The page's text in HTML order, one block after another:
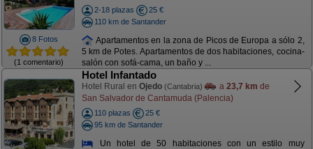
8 Fotos
(1 comentario)
2-18 plazas
25 €
110 km de Santander
Apartamentos en la zona de Picos de Europa a sólo 2,
5 km de Potes. Apartamentos de dos habitaciones, cocina-
salón con sofá-cama, un baño y ...
Hotel Infantado
Hotel Rural en Ojedo (Cantabria) a 23,7 km de
San Salvador de Cantamuda (Palencia)
110 plazas
25 €
95 km de Santander
Un hotel de 50 habitaciones con un estilo muy